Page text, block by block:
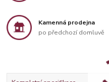
Kamenná prodejna
po předchozí domluvě